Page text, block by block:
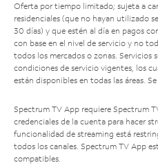
Oferta por tiempo limitado; sujeta a
residenciales (que no hayan utilizado
30 días) y que estén al día en pagos
con base en el nivel de servicio y no
todos los mercados o zonas. Servicios
condiciones de servicio vigentes, los
están disponibles en todas las áreas.
Spectrum TV App requiere Spectrum
credenciales de la cuenta para hacer
funcionalidad de streaming está
todos los canales. Spectrum TV App
compatibles.